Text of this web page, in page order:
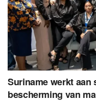
Suriname werkt aan
bescherming van